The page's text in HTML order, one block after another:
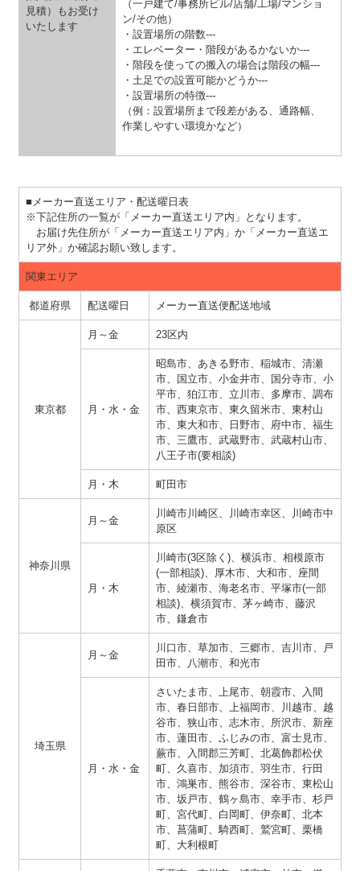
見積）もお受け
いたします
（一戸建て/事務所ビル/店舗/工場/マンショ
ン/その他）
・設置場所の階数---
・エレベーター・階段があるかないか---
・階段を使っての搬入の場合は階段の幅---
・土足での設置可能かどうか---
・設置場所の特徴---
（例：設置場所まで段差がある、通路幅、
作業しやすい環境かなど）
■メーカー直送エリア・配送曜日表
※下記住所の一覧が「メーカー直送エリア内」となります。
お届け先住所が「メーカー直送エリア内」か「メーカー直送エ
リア外」か確認お願い致します。
関東エリア
都道府県 配送曜日 メーカー直送便配送地域
東京都
月～金 23区内
月・水・金
昭島市、あきる野市、稲城市、清瀬
市、国立市、小金井市、国分寺市、小
平市、狛江市、立川市、多摩市、調布
市、西東京市、東久留米市、東村山
市、東大和市、日野市、府中市、福生
市、三鷹市、武蔵野市、武蔵村山市、
八王子市(要相談)
月・木 町田市
神奈川県
月～金
川崎市川崎区、川崎市幸区、川崎市中
原区
月・木
川崎市(3区除く)、横浜市、相模原市
(一部相談)、厚木市、大和市、座間
市、綾瀬市、海老名市、平塚市(一部
相談)、横須賀市、茅ヶ崎市、藤沢
市、鎌倉市
埼玉県
月～金
川口市、草加市、三郷市、吉川市、戸
田市、八潮市、和光市
月・水・金
さいたま市、上尾市、朝霞市、入間
市、春日部市、上福岡市、川越市、越
谷市、狭山市、志木市、所沢市、新座
市、蓮田市、ふじみの市、富士見市、
蕨市、入間郡三芳町、北葛飾郡松伏
町、久喜市、加須市、羽生市、行田
市、鴻巣市、熊谷市、深谷市、東松山
市、坂戸市、鶴ヶ島市、幸手市、杉戸
町、宮代町、白岡町、伊奈町、北本
市、菖蒲町、騎西町、鷲宮町、栗橋
町、大利根町